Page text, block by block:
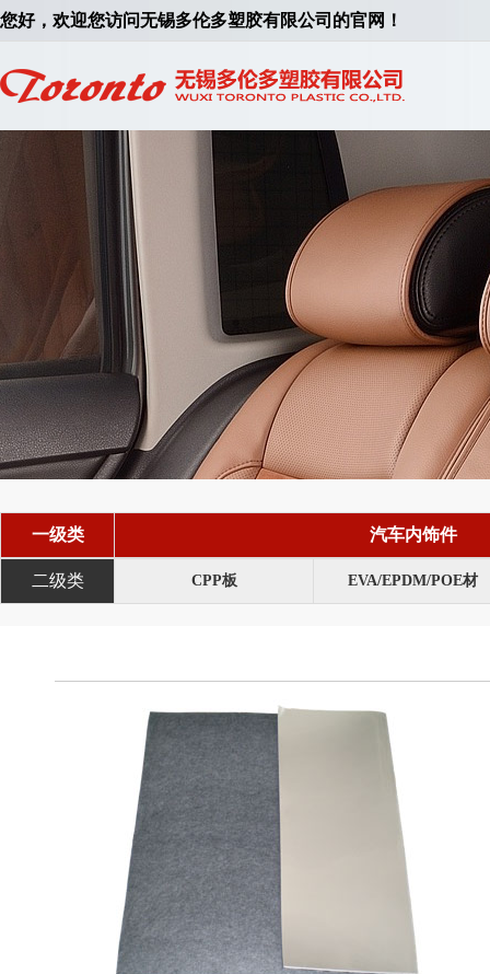
您好，欢迎您访问无锡多伦多塑胶有限公司的官网！
您好，欢迎您访问无锡多伦多塑胶有限公司的官网！
一级类 汽车内饰件
二级类 CPP板 EVA/EPDM/POE材